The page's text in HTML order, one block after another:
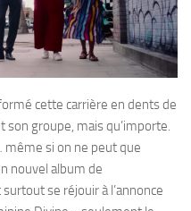
cette carrière en dents de
son groupe, mais qu’importe.
même si on ne peut que
nouvel album de
se réjouir à l’annonce